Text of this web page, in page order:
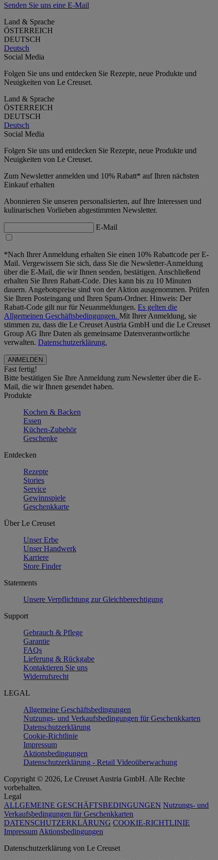
Senden Sie uns eine E-Mail
Land & Sprache
ÖSTERREICH
DEUTSCH
Deutsch
Social Media
Folgen Sie uns und entdecken Sie Rezepte, neue Produkte und
Neuigkeiten von Le Creuset.
Land & Sprache
ÖSTERREICH
DEUTSCH
Deutsch
Social Media
Folgen Sie uns und entdecken Sie Rezepte, neue Produkte und
Neuigkeiten von Le Creuset.
Zum Newsletter anmelden und 10% Rabatt* auf Ihren nächsten
Einkauf erhalten
Abonnieren Sie unseren personalisierten, auf Ihre Interessen und
kulinarischen Vorlieben abgestimmten Newsletter.
E-Mail
*Nach Ihrer Anmeldung erhalten Sie einen 10% Rabattcode per E-
Mail. Vergewissern Sie sich, dass Sie die Newsletter-Anmeldung
über die E-Mail, die wir Ihnen senden, bestätigen. Anschließend
erhalten Sie Ihren Rabatt-Code. Dies kann bis zu 10 Minuten
dauern. Angebotspreise sind von der Aktion ausgenommen. Prüfen
Sie Ihren Posteingang und Ihren Spam-Ordner. Hinweis: Der
Rabatt-Code gilt nur für Neuanmeldungen. Es gelten die
Allgemeinen Geschäftsbedingungen. Mit Ihrer Anmeldung, sie
stimmen zu, dass die Le Creuset Austria GmbH und die Le Creuset
Group AG Ihre Daten als gemeinsame Datenverantwortliche
verwalten. Datenschutzerklärung.
Fast fertig!
Bitte bestätigen Sie Ihre Anmeldung zum Newsletter über die E-
Mail, die wir Ihnen gesendet haben.
Produkte
Kochen & Backen
Essen
Küchen-Zubehör
Geschenke
Entdecken
Rezepte
Stories
Service
Gewinnspiele
Geschenkkarte
Über Le Creuset
Unser Erbe
Unser Handwerk
Karriere
Store Finder
Statements
Unsere Verpflichtung zur Gleichberechtigung
Support
Gebrauch & Pflege
Garantie
FAQs
Lieferung & Rückgabe
Kontaktieren Sie uns
Widerrufsrecht
LEGAL
Allgemeine Geschäftsbedingungen
Nutzungs- und Verkaufsbedingungen für Geschenkkarten
Datenschutzerklärung
Cookie-Richtlinie
Impressum
Aktionsbedingungen
Datenschutzerklärung - Retail Videoüberwachung
Copyright © 2026, Le Creuset Austria GmbH. Alle Rechte
vorbehalten.
Legal
ALLGEMEINE GESCHÄFTSBEDINGUNGEN Nutzungs- und
Verkaufsbedingungen für Geschenkkarten
DATENSCHUTZERKLÄRUNG COOKIE-RICHTLINIE
Impressum Aktionsbedingungen
Datenschutz­erklärung von Le Creuset